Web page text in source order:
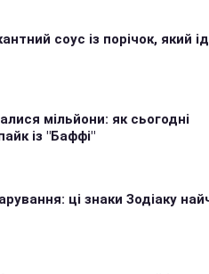
соус із порічок, який
мільйони: як сьогодні
із "Баффі"
ці знаки Зодіаку